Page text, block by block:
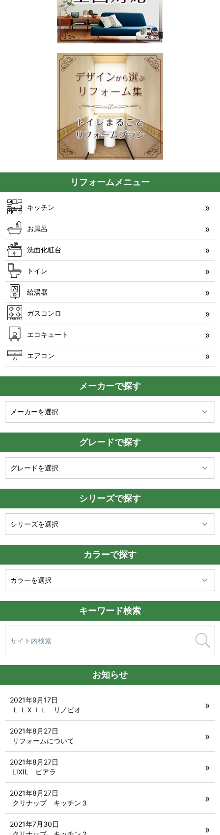
リフォームメニュー
キッチン
お風呂
洗面化粧台
トイレ
給湯器
ガスコンロ
エコキュート
エアコン
メーカーで探す
グレードで探す
シリーズで探す
カラーで探す
キーワード検索
索:
お知らせ
ＬＩＸＩＬ リノビオ
2021年9月17日
リフォームについて
2021年8月27日
LIXIL ピアラ
2021年8月27日
クリナップ キッチン３
2021年8月27日
2021年7月30日